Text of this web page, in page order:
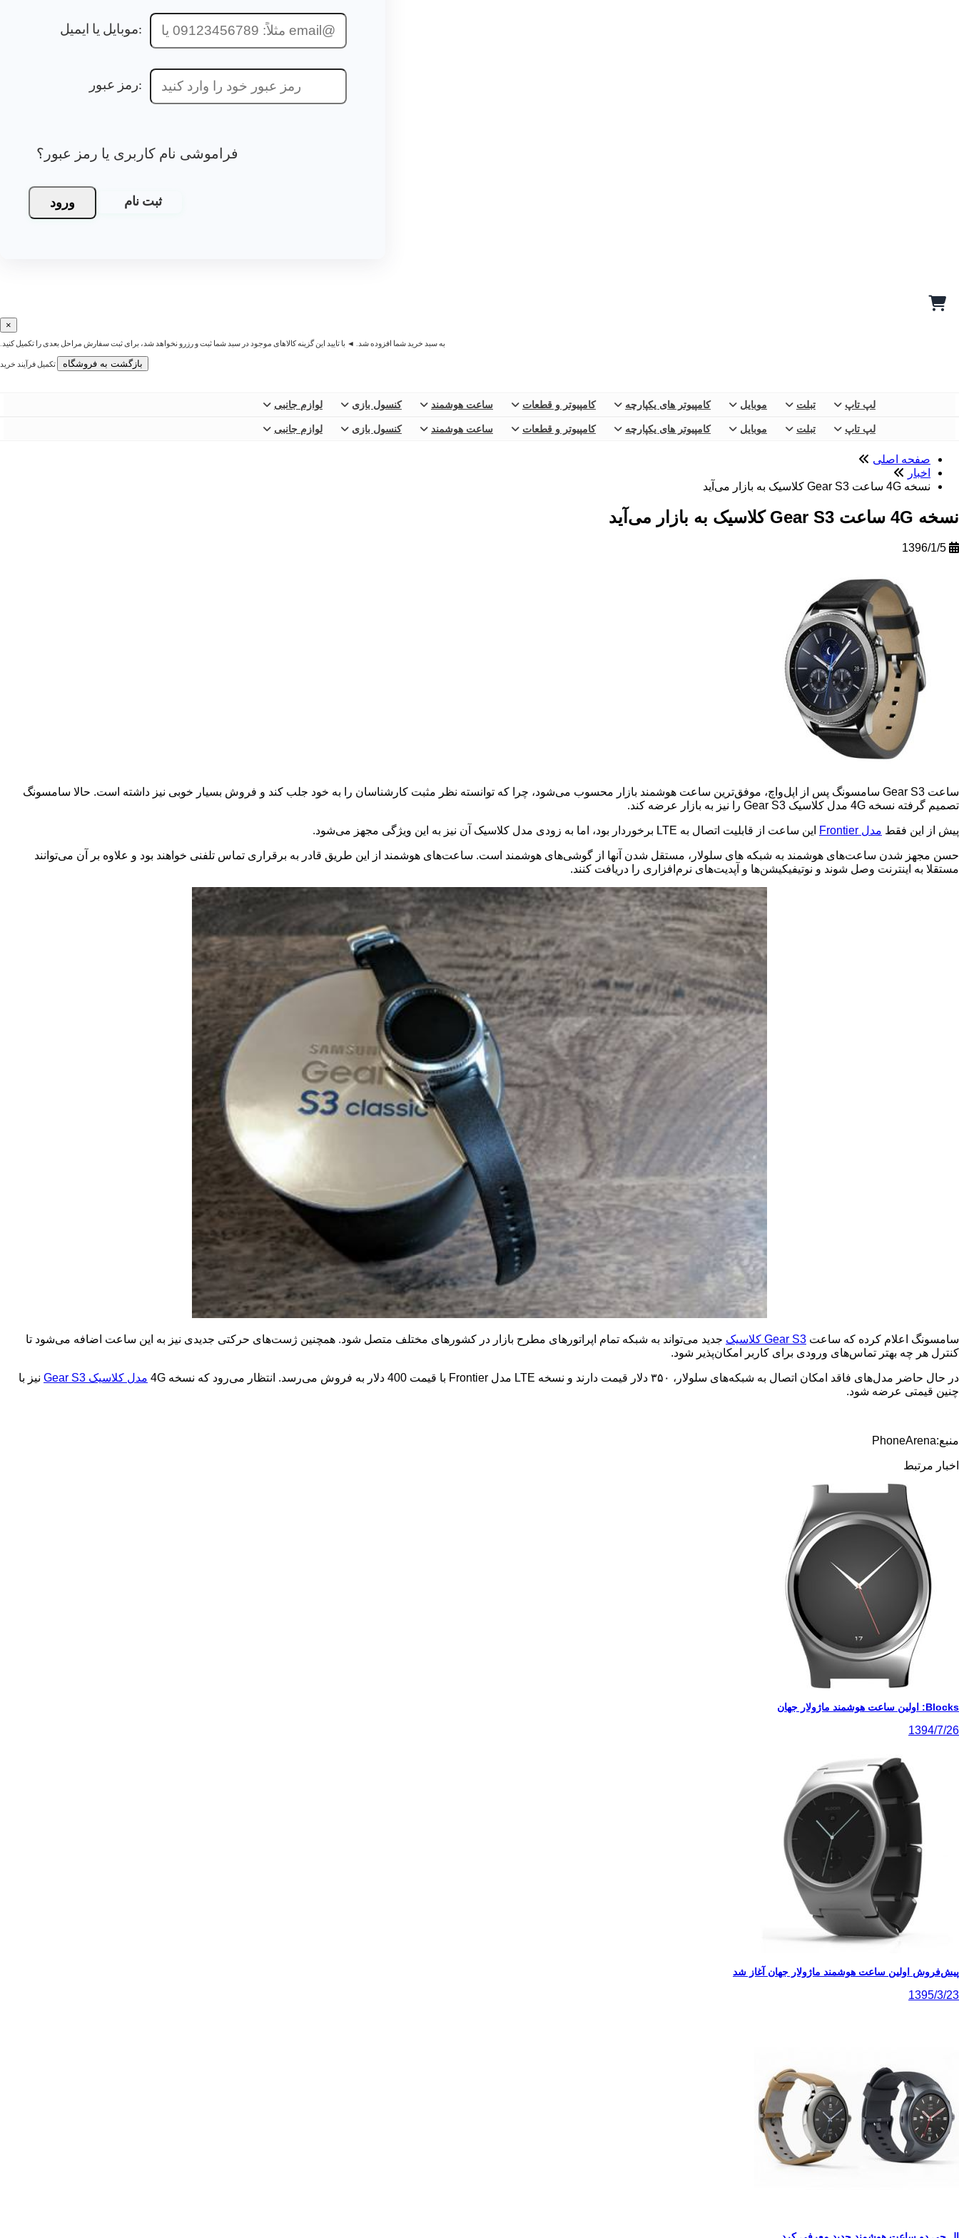
موبایل یا ایمیل:
رمز عبور:
فراموشی نام کاربری یا رمز عبور؟
ورود ثبت نام
×
به سبد خرید شما افزوده شد. ◄ با تایید این گزینه کالاهای موجود در سبد شما ثبت و رزرو نخواهد شد، برای ثبت سفارش مراحل بعدی را تکمیل کنید.
بازگشت به فروشگاه تکمیل فرآیند خرید
لپ تاپ تبلت موبایل کامپیوتر های یکپارچه کامپیوتر و قطعات ساعت هوشمند کنسول بازی لوازم جانبی
لپ تاپ تبلت موبایل کامپیوتر های یکپارچه کامپیوتر و قطعات ساعت هوشمند کنسول بازی لوازم جانبی
صفحه اصلی
اخبار
نسخه 4G ساعت Gear S3 کلاسیک به بازار می‌آید
نسخه 4G ساعت Gear S3 کلاسیک به بازار می‌آید
ساعت Gear S3 سامسونگ پس از اپل‌واچ، موفق‌ترین ساعت هوشمند بازار محسوب می‌شود، چرا که توانسته نظر مثبت کارشناسان را به خود جلب کند و فروش بسیار خوبی نیز داشته است. حالا سامسونگ
تصمیم گرفته نسخه 4G مدل کلاسیک Gear S3 را نیز به بازار عرضه کند.
پیش از این فقط مدل Frontier این ساعت از قابلیت اتصال به LTE برخوردار بود، اما به زودی مدل کلاسیک آن نیز به این ویژگی مجهز می‌شود.
حسن مجهز شدن ساعت‌های هوشمند به شبکه های سلولار، مستقل شدن آنها از گوشی‌های هوشمند است. ساعت‌های هوشمند از این طریق قادر به برقراری تماس تلفنی خواهند بود و علاوه بر آن می‌توانند
مستقلا به اینترنت وصل شوند و نوتیفیکیشن‌ها و آپدیت‌های نرم‌افزاری را دریافت کنند.
سامسونگ اعلام کرده که ساعت Gear S3 کلاسیک جدید می‌تواند به شبکه تمام اپراتورهای مطرح بازار در کشورهای مختلف متصل شود. همچنین ژست‌های حرکتی جدیدی نیز به این ساعت اضافه می‌شود تا
کنترل هر چه بهتر تماس‌های ورودی برای کاربر امکان‌پذیر شود.
در حال حاضر مدل‌های فاقد امکان اتصال به شبکه‌های سلولار، ۳۵۰ دلار قیمت دارند و نسخه LTE مدل Frontier با قیمت 400 دلار به فروش می‌رسد. انتظار می‌رود که نسخه 4G مدل کلاسیک Gear S3 نیز با
چنین قیمتی عرضه شود.
منبع:PhoneArena
اخبار مرتبط
Blocks: اولین ساعت هوشمند ماژولار جهان
1394/7/26
پیش‌فروش اولین ساعت هوشمند ماژولار جهان آغاز شد
1395/3/23